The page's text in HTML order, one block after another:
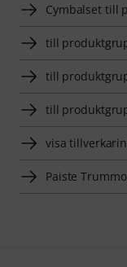
Cymbalset till
till
till
till
visa
Paiste